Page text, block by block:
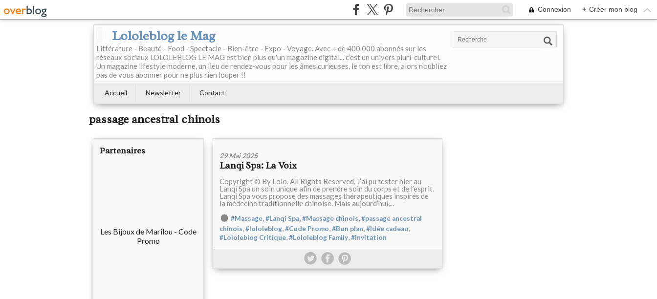
Connexion + Créer mon blog
Lololeblog le Mag
Littérature - Beauté - Food - Spectacle - Bien-être - Expo - Voyage. Avec + de 400 000 abonnés sur les
réseaux sociaux LOLOLEBLOG LE MAG est bien plus qu'un magazine digital... c’est un univers pluri-culturel.
Un magazine lifestyle moderne, un lieu de rendez-vous pour les âmes curieuses, le ton est libre, alors n'oubliez
pas de vous abonner pour ne plus rien louper !!
Accueil Newsletter Contact
passage ancestral chinois
Partenaires
Les Bijoux de Marilou - Code
Promo
29 Mai 2025
Lanqi Spa: La Voix
Copyright © By Lolo. All Rights Reserved. J’ai pu tester hier au
Lanqi Spa un soin unique afin de prendre soin du corps et de l’esprit.
Lanqi Spa vous propose des massages thérapeutiques inspirés de
la médecine traditionnelle chinoise. Mais aujourd’hui,...
#Massage,#Lanqi Spa,#Massage chinois,#passage ancestral
chinois,#lololeblog,#Code Promo,#Bon plan,#Idée cadeau,
#Lololeblog Critique,#Lololeblog Family,#Invitation